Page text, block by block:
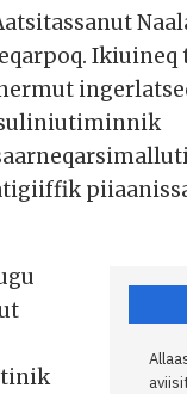
Ikiuineq
suliniutiminnik